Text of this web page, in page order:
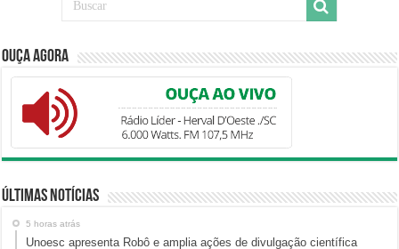
Ouça Agora
Últimas Notícias
5 horas atrás
Unoesc apresenta Robô e amplia ações de divulgação científica